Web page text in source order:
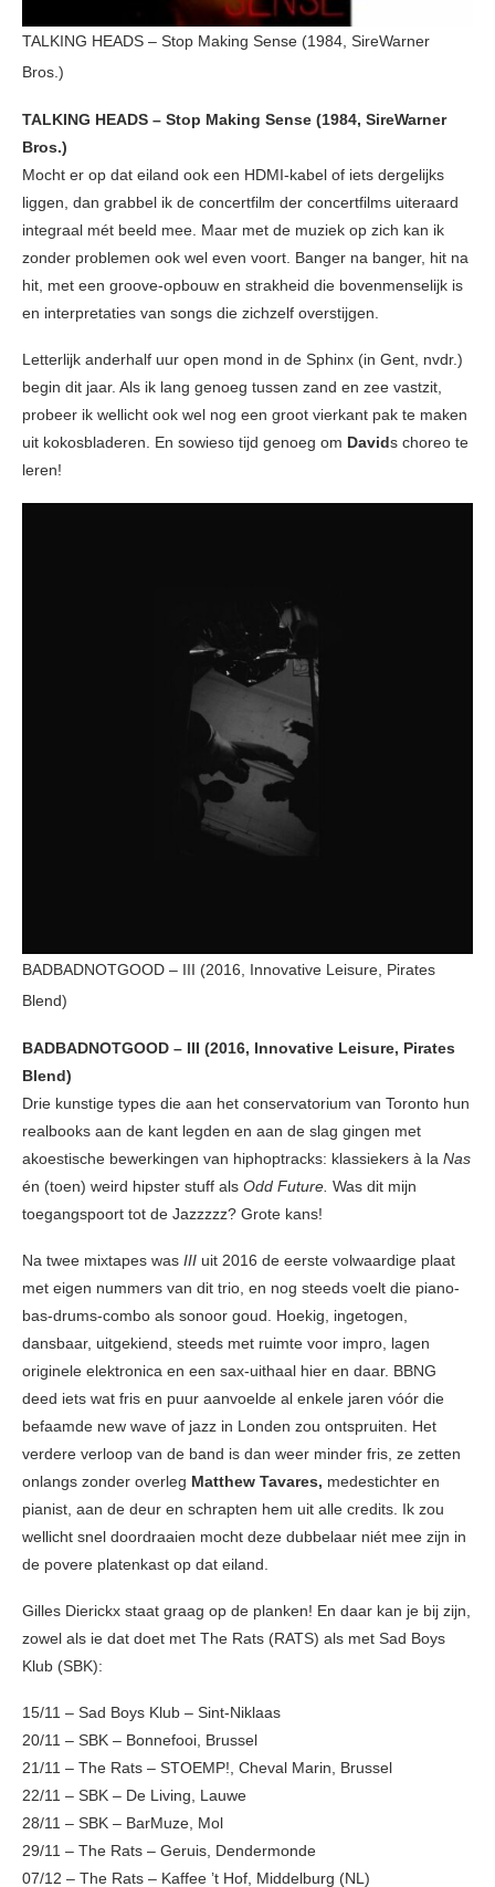
TALKING HEADS – Stop Making Sense (1984, SireWarner
Bros.)
TALKING HEADS – Stop Making Sense (1984, SireWarner
Bros.)
Mocht er op dat eiland ook een HDMI-kabel of iets dergelijks
liggen, dan grabbel ik de concertfilm der concertfilms uiteraard
integraal mét beeld mee. Maar met de muziek op zich kan ik
zonder problemen ook wel even voort. Banger na banger, hit na
hit, met een groove-opbouw en strakheid die bovenmenselijk is
en interpretaties van songs die zichzelf overstijgen.
Letterlijk anderhalf uur open mond in de Sphinx (in Gent, nvdr.)
begin dit jaar. Als ik lang genoeg tussen zand en zee vastzit,
probeer ik wellicht ook wel nog een groot vierkant pak te maken
uit kokosbladeren. En sowieso tijd genoeg om Davids choreo te
leren!
BADBADNOTGOOD – III (2016, Innovative Leisure, Pirates
Blend)
BADBADNOTGOOD – III (2016, Innovative Leisure, Pirates
Blend)
Drie kunstige types die aan het conservatorium van Toronto hun
realbooks aan de kant legden en aan de slag gingen met
akoestische bewerkingen van hiphoptracks: klassiekers à la Nas
én (toen) weird hipster stuff als Odd Future. Was dit mijn
toegangspoort tot de Jazzzzz? Grote kans!
Na twee mixtapes was III uit 2016 de eerste volwaardige plaat
met eigen nummers van dit trio, en nog steeds voelt die piano-
bas-drums-combo als sonoor goud. Hoekig, ingetogen,
dansbaar, uitgekiend, steeds met ruimte voor impro, lagen
originele elektronica en een sax-uithaal hier en daar. BBNG
deed iets wat fris en puur aanvoelde al enkele jaren vóór die
befaamde new wave of jazz in Londen zou ontspruiten. Het
verdere verloop van de band is dan weer minder fris, ze zetten
onlangs zonder overleg Matthew Tavares, medestichter en
pianist, aan de deur en schrapten hem uit alle credits. Ik zou
wellicht snel doordraaien mocht deze dubbelaar niét mee zijn in
de povere platenkast op dat eiland.
Gilles Dierickx staat graag op de planken! En daar kan je bij zijn,
zowel als ie dat doet met The Rats (RATS) als met Sad Boys
Klub (SBK):
15/11 – Sad Boys Klub – Sint-Niklaas
20/11 – SBK – Bonnefooi, Brussel
21/11 – The Rats – STOEMP!, Cheval Marin, Brussel
22/11 – SBK – De Living, Lauwe
28/11 – SBK – BarMuze, Mol
29/11 – The Rats – Geruis, Dendermonde
07/12 – The Rats – Kaffee ’t Hof, Middelburg (NL)